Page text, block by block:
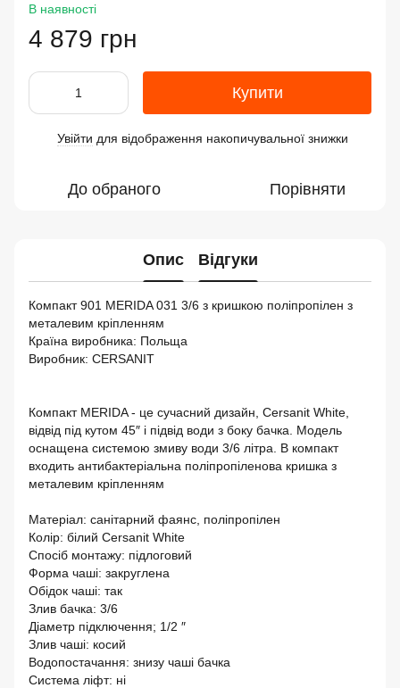
В наявності
4 879 грн
Купити
Увійти для відображення накопичувальної знижки
До обраного Порівняти
Опис Відгуки
Компакт 901 MERIDA 031 3/6 з кришкою поліпропілен з
металевим кріпленням
Країна виробника: Польща
Виробник: CERSANIT
Компакт MERIDA - це сучасний дизайн, Cersanit White,
відвід під кутом 45″ і підвід води з боку бачка. Модель
оснащена системою змиву води 3/6 літра. В компакт
входить антибактеріальна поліпропіленова кришка з
металевим кріпленням
Матеріал: санітарний фаянс, поліпропілен
Колір: білий Cersanit White
Спосіб монтажу: підлоговий
Форма чаші: закруглена
Обідок чаші: так
Злив бачка: 3/6
Діаметр підключення; 1/2 ″
Злив чаші: косий
Водопостачання: знизу чаші бачка
Система ліфт: ні